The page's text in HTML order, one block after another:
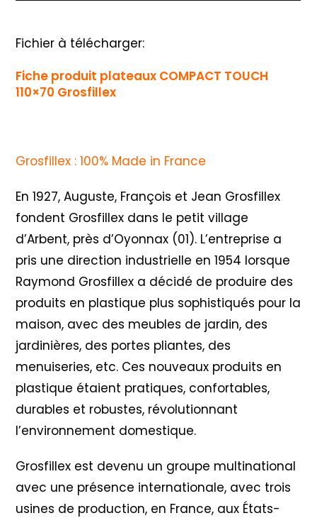
Fichier à télécharger:
Fiche produit plateaux COMPACT TOUCH
110×70 Grosfillex
Grosfillex : 100% Made in France
En 1927, Auguste, François et Jean Grosfillex
fondent Grosfillex dans le petit village
d’Arbent, près d’Oyonnax (01). L’entreprise a
pris une direction industrielle en 1954 lorsque
Raymond Grosfillex a décidé de produire des
produits en plastique plus sophistiqués pour la
maison, avec des meubles de jardin, des
jardinières, des portes pliantes, des
menuiseries, etc. Ces nouveaux produits en
plastique étaient pratiques, confortables,
durables et robustes, révolutionnant
l’environnement domestique.
Grosfillex est devenu un groupe multinational
avec une présence internationale, avec trois
usines de production, en France, aux États-